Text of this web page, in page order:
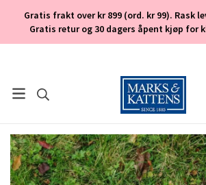
Gratis frakt over kr 899 (ord. kr 99). Rask
Gratis retur og 30 dagers åpent kjøp for